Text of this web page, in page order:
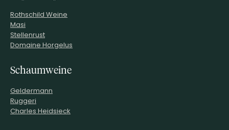
Rothschild Weine
Masi
Stellenrust
Domaine Horgelus
Schaumweine
Geldermann
Ruggeri
Charles Heidsieck